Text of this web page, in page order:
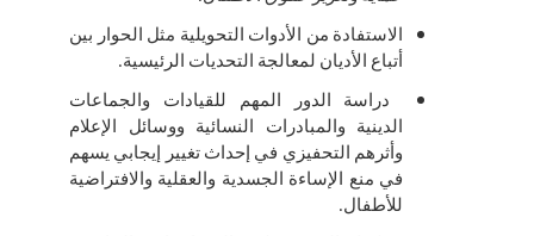
الاستفادة من الأدوات التحويلية مثل الحوار بين
أتباع الأديان لمعالجة التحديات الرئيسية.
دراسة الدور المهم للقيادات والجماعات
الدينية والمبادرات النسائية ووسائل الإعلام
وأثرهم التحفيزي في إحداث تغيير إيجابي يسهم
في منع الإساءة الجسدية والعقلية والافتراضية
للأطفال.